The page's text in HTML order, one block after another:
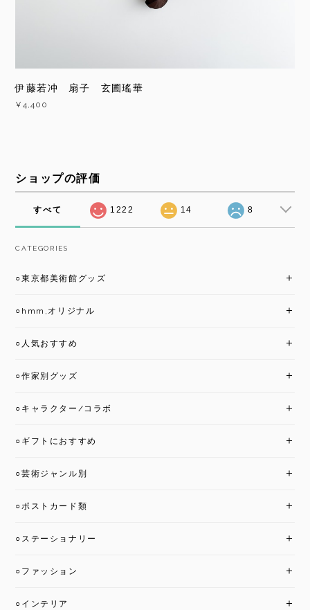
伊藤若冲 扇子 玄圃瑤華
¥4,400
ショップの評価
すべて 1222 14 8
CATEGORIES
○東京都美術館グッズ
○hmm,オリジナル
○人気おすすめ
○作家別グッズ
○キャラクター/コラボ
○ギフトにおすすめ
○芸術ジャンル別
○ポストカード類
○ステーショナリー
○ファッション
○インテリア